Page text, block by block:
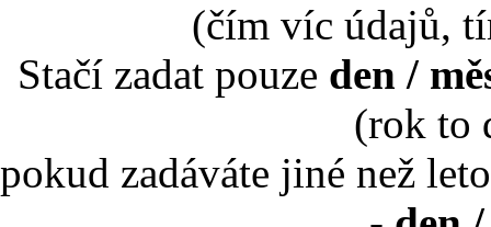
(čím víc údajů,
Stačí zadat pouze den /
(rok to
pokud zadáváte jiné než